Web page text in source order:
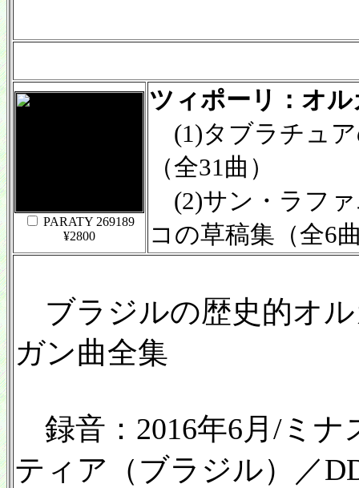
PARATY 269189
¥2800
ツィポーリ：オ
(1)タブラチュア
（全31曲）
(2)サン・ラフ
コの草稿集（全6
ブラジルの歴史的オ
ガン曲全集
録音：2016年6月/ミナ
ティア（ブラジル）／